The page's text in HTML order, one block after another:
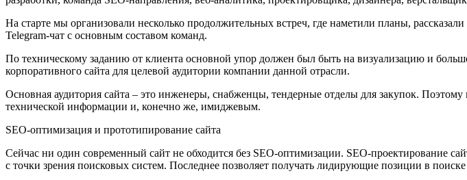
На старте мы организовали несколько продолжительных встреч, где наметили планы,
Telegram-чат с основным составом команд.
По техническому заданию от клиента основной упор должен был быть на визуализацию и
корпоративного сайта для целевой аудитории компании данной отрасли.
Основная аудитория сайта – это инженеры, снабженцы, тендерные отделы для закупок.
технической информации и, конечно же, имиджевым.
SEO-оптимизация и прототипирование сайта
Сейчас ни один современный сайт не обходится без SEO-оптимизации. SEO-проектирование
с точки зрения поисковых систем. Последнее позволяет получать лидирующие позиции в